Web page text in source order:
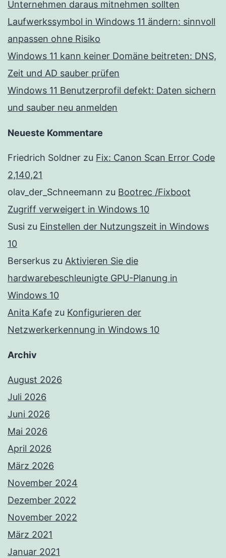
Unternehmen daraus mitnehmen sollten
Laufwerkssymbol in Windows 11 ändern: sinnvoll
anpassen ohne Risiko
Windows 11 kann keiner Domäne beitreten: DNS,
Zeit und AD sauber prüfen
Windows 11 Benutzerprofil defekt: Daten sichern
und sauber neu anmelden
Neueste Kommentare
Friedrich Soldner zu Fix: Canon Scan Error Code
2,140,21
olav_der_Schneemann zu Bootrec /Fixboot
Zugriff verweigert in Windows 10
Susi zu Einstellen der Nutzungszeit in Windows
10
Berserkus zu Aktivieren Sie die
hardwarebeschleunigte GPU-Planung in
Windows 10
Anita Kafe zu Konfigurieren der
Netzwerkerkennung in Windows 10
Archiv
August 2026
Juli 2026
Juni 2026
Mai 2026
April 2026
März 2026
November 2024
Dezember 2022
November 2022
März 2021
Januar 2021